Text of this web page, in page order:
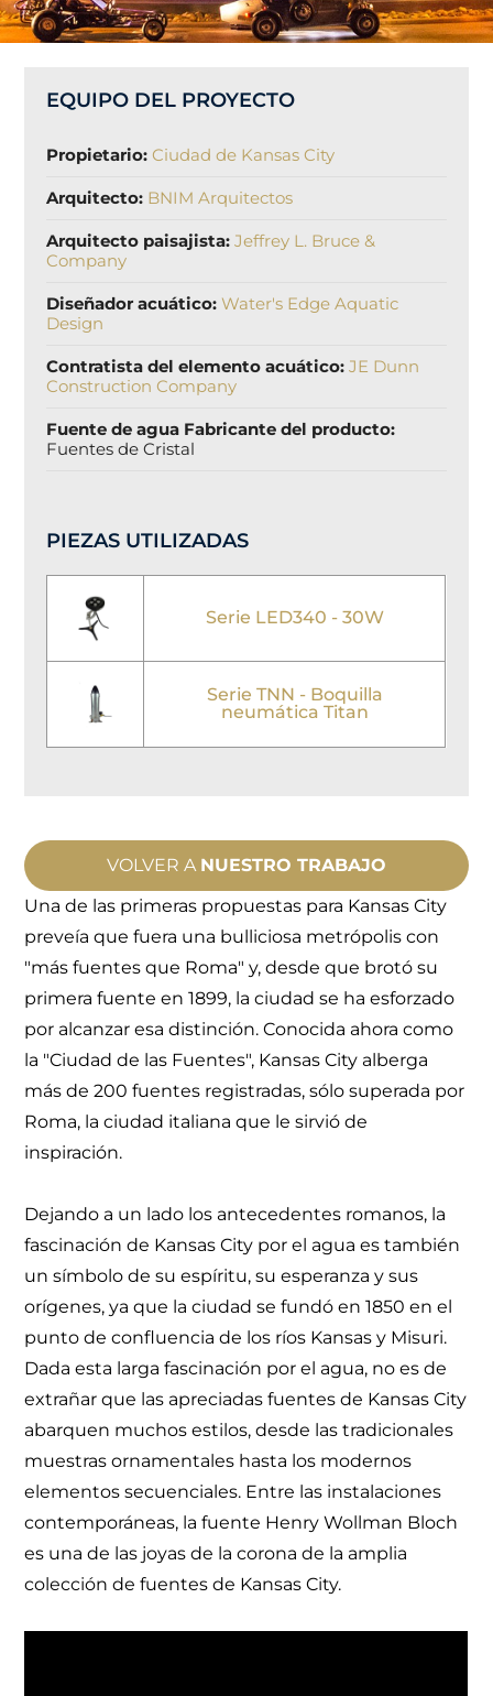
EQUIPO DEL PROYECTO
Propietario:Ciudad de Kansas City
Arquitecto: BNIM Arquitectos
Arquitecto paisajista:Jeffrey L. Bruce &
Company
Diseñador acuático: Water's Edge Aquatic
Design
Contratista del elemento acuático:JE Dunn
Construction Company
Fuente de agua Fabricante del producto:
Fuentes de Cristal
PIEZAS UTILIZADAS
Serie LED340 - 30W
Serie TNN - Boquilla
neumática Titan
VOLVER A NUESTRO TRABAJO
Una de las primeras propuestas para Kansas City
preveía que fuera una bulliciosa metrópolis con
"más fuentes que Roma" y, desde que brotó su
primera fuente en 1899, la ciudad se ha esforzado
por alcanzar esa distinción. Conocida ahora como
la "Ciudad de las Fuentes", Kansas City alberga
más de 200 fuentes registradas, sólo superada por
Roma, la ciudad italiana que le sirvió de
inspiración.
Dejando a un lado los antecedentes romanos, la
fascinación de Kansas City por el agua es también
un símbolo de su espíritu, su esperanza y sus
orígenes, ya que la ciudad se fundó en 1850 en el
punto de confluencia de los ríos Kansas y Misuri.
Dada esta larga fascinación por el agua, no es de
extrañar que las apreciadas fuentes de Kansas City
abarquen muchos estilos, desde las tradicionales
muestras ornamentales hasta los modernos
elementos secuenciales. Entre las instalaciones
contemporáneas, la fuente Henry Wollman Bloch
es una de las joyas de la corona de la amplia
colección de fuentes de Kansas City.